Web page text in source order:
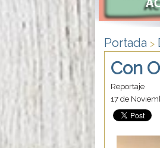
Portada >
Con
Reportaje
17 de